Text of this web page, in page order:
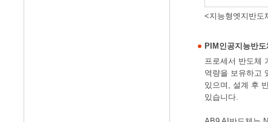
<지능형엣지반도
PIM인공지능반
프로세서 반도체
역량을 보유하고
있으며, 설계 후
있습니다.